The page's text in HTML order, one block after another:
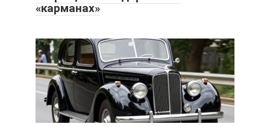
«карманах»